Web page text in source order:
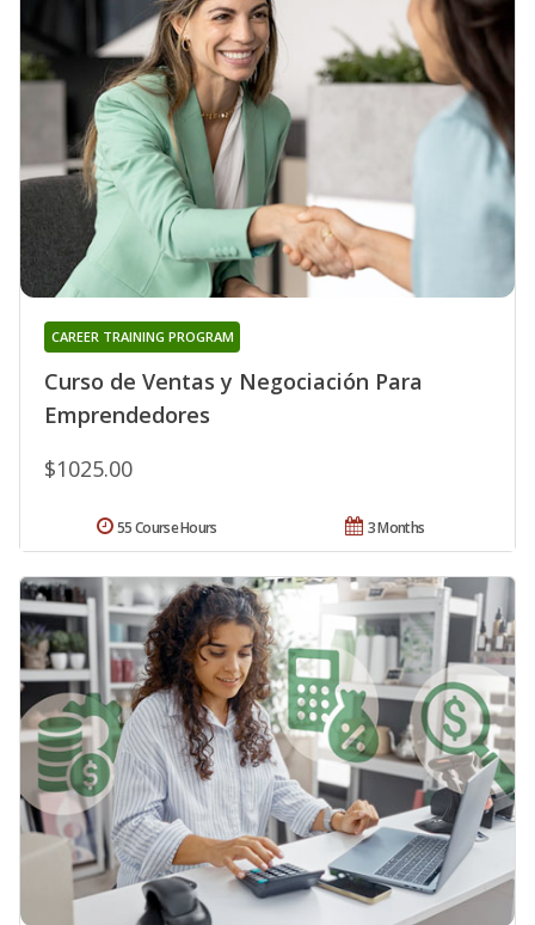
Curso de Ventas y Negociación Para
Emprendedores
CAREER TRAINING PROGRAM
$1025.00
3 Months
55 Course Hours